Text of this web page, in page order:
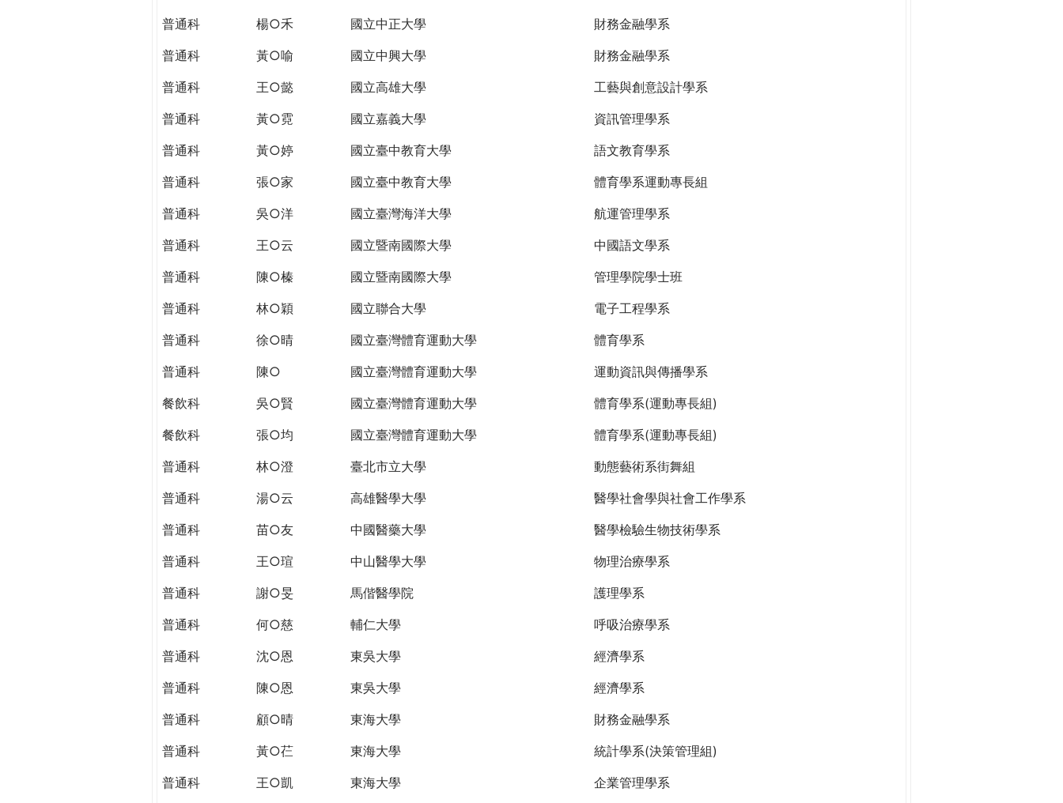
普通科
楊○禾 國立中正大學
財務金融學系
普通科
黃○喻 國立中興大學
財務金融學系
普通科
王○懿 國立高雄大學
工藝與創意設計學系
普通科
黃○霓 國立嘉義大學
資訊管理學系
普通科
黃○婷 國立臺中教育大學
語文教育學系
普通科
張○家 國立臺中教育大學
體育學系運動專長組
普通科
吳○洋 國立臺灣海洋大學
航運管理學系
普通科
王○云 國立暨南國際大學
中國語文學系
普通科
陳○榛 國立暨南國際大學
管理學院學士班
普通科
林○穎 國立聯合大學
電子工程學系
普通科
徐○晴 國立臺灣體育運動大學
體育學系
普通科
陳○ 國立臺灣體育運動大學
運動資訊與傳播學系
餐飲科
吳○賢 國立臺灣體育運動大學
體育學系(運動專長組)
餐飲科
張○均 國立臺灣體育運動大學
體育學系(運動專長組)
普通科
林○澄 臺北市立大學
動態藝術系街舞組
普通科
湯○云 高雄醫學大學
醫學社會學與社會工作學系
普通科
苗○友 中國醫藥大學
醫學檢驗生物技術學系
普通科
王○瑄 中山醫學大學
物理治療學系
普通科
謝○旻 馬偕醫學院
護理學系
普通科
何○慈 輔仁大學
呼吸治療學系
普通科
沈○恩 東吳大學
經濟學系
普通科
陳○恩 東吳大學
經濟學系
普通科
顧○晴 東海大學
財務金融學系
普通科
黃○芢 東海大學
統計學系(決策管理組)
普通科
王○凱 東海大學
企業管理學系